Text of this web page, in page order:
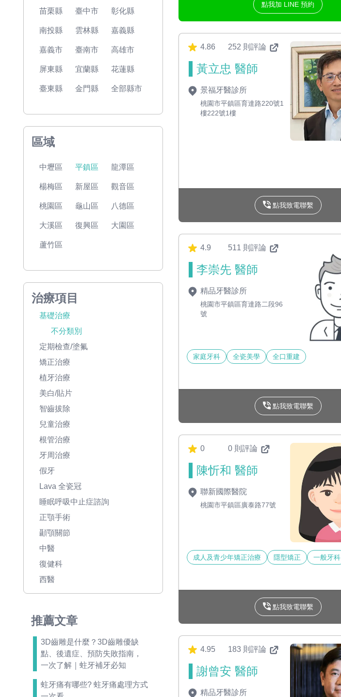
苗栗縣 臺中市 彰化縣
南投縣 雲林縣 嘉義縣
嘉義市 臺南市 高雄市
屏東縣 宜蘭縣 花蓮縣
臺東縣 金門縣 全部縣市
區域
中壢區 平鎮區 龍潭區
楊梅區 新屋區 觀音區
桃園區 龜山區 八德區
大溪區 復興區 大園區
蘆竹區
治療項目
基礎治療
不分類別
定期檢查/塗氟
矯正治療
植牙治療
美白/貼片
智齒拔除
兒童治療
根管治療
牙周治療
假牙
Lava 全瓷冠
睡眠呼吸中止症諮詢
正顎手術
顳顎關節
中醫
復健科
西醫
推薦文章
3D齒雕是什麼？3D齒雕優缺
點、後遺症、預防失敗指南，
一次了解｜蛀牙補牙必知
蛀牙痛有哪些? 蛀牙痛處理方式
點我加 LINE 預約
4.86 252 則評論
黃立忠 醫師
景福牙醫診所
桃園市平鎮區育達路220號1
樓222號1樓
點我致電聯繫
4.9 511 則評論
李崇先 醫師
精品牙醫診所
桃園市平鎮區育達路二段96
號
家庭牙科 全瓷美學 全口重建
點我致電聯繫
0 0 則評論
陳忻和 醫師
聯新國際醫院
桃園市平鎮區廣泰路77號
成人及青少年矯正治療 隱型矯正 一般牙科
點我致電聯繫
4.95 183 則評論
謝曾安 醫師
精品牙醫診所